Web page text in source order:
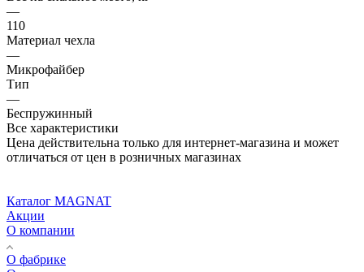
—
110
Материал чехла
—
Микрофайбер
Тип
—
Беспружинный
Все характеристики
Цена действительна только для интернет-магазина и может
отличаться от цен в розничных магазинах
Каталог MAGNAT
Акции
О компании
О фабрике